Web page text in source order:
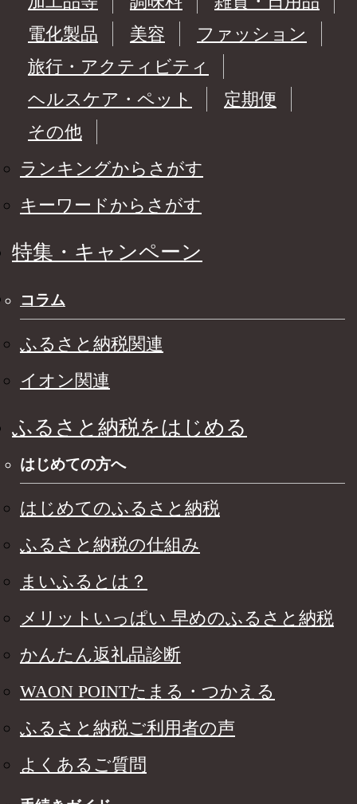
電化製品
美容
ファッション
旅行・アクティビティ
ヘルスケア・ペット
定期便
その他
ランキングからさがす
キーワードからさがす
特集・キャンペーン
コラム
ふるさと納税関連
イオン関連
ふるさと納税をはじめる
はじめての方へ
はじめてのふるさと納税
ふるさと納税の仕組み
まいふるとは？
メリットいっぱい 早めのふるさと納税
かんたん返礼品診断
WAON POINTたまる・つかえる
ふるさと納税ご利用者の声
よくあるご質問